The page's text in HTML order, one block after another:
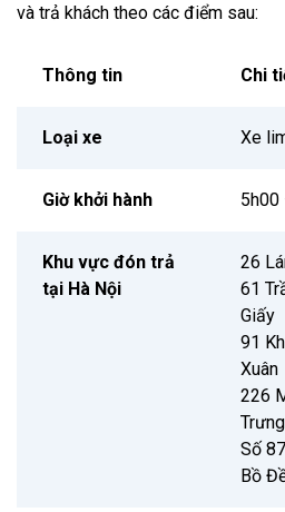
và trả khách theo các điểm sau:
Thông tin Chi
Loại xe Xe
Giờ khởi hành 5h00
Khu vực đón trả
tại Hà Nội
26
61
Giấy
91
Xuân
226
Trưng
Số
Bồ